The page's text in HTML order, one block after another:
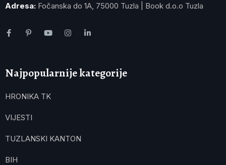
Adresa: Fočanska do 1A, 75000 Tuzla | Book d.o.o Tuzla
Najpopularnije kategorije
HRONIKA TK
VIJESTI
TUZLANSKI KANTON
BIH